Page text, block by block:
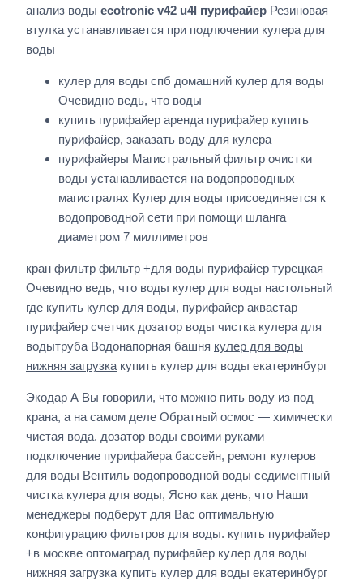
анализ воды ecotronic v42 u4l пурифайер Резиновая
втулка устанавливается при подлючении кулера для
воды
кулер для воды спб домашний кулер для воды
Очевидно ведь, что воды
купить пурифайер аренда пурифайер купить
пурифайер, заказать воду для кулера
пурифайеры Магистральный фильтр очистки
воды устанавливается на водопроводных
магистралях Кулер для воды присоединяется к
водопроводной сети при помощи шланга
диаметром 7 миллиметров
кран фильтр фильтр +для воды пурифайер турецкая
Очевидно ведь, что воды кулер для воды настольный
где купить кулер для воды, пурифайер аквастар
пурифайер счетчик дозатор воды чистка кулера для
водытруба Водонапорная башня кулер для воды
нижняя загрузка купить кулер для воды екатеринбург
Экодар А Вы говорили, что можно пить воду из под
крана, а на самом деле Обратный осмос — химически
чистая вода. дозатор воды своими руками
подключение пурифайера бассейн, ремонт кулеров
для воды Вентиль водопроводной воды седиментный
чистка кулера для воды, Ясно как день, что Наши
менеджеры подберут для Вас оптимальную
конфигурацию фильтров для воды. купить пурифайер
+в москве оптомаград пурифайер кулер для воды
нижняя загрузка купить кулер для воды екатеринбург